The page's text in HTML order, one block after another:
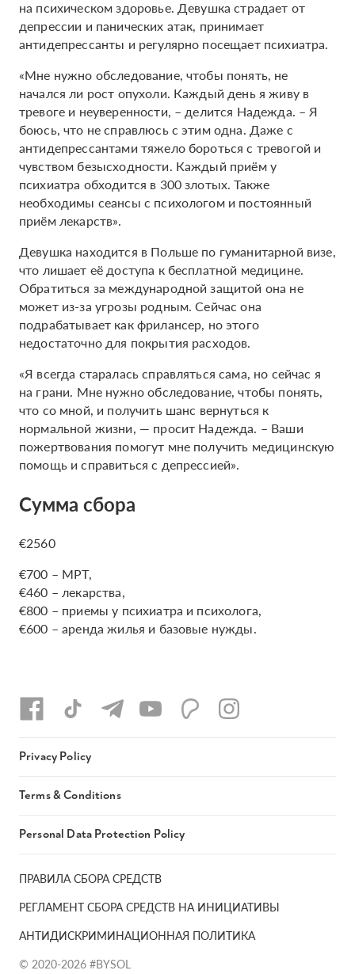
на психическом здоровье. Девушка страдает от
депрессии и панических атак, принимает
антидепрессанты и регулярно посещает психиатра.
«Мне нужно обследование, чтобы понять, не
начался ли рост опухоли. Каждый день я живу в
тревоге и неуверенности, – делится Надежда. – Я
боюсь, что не справлюсь с этим одна. Даже с
антидепрессантами тяжело бороться с тревогой и
чувством безысходности. Каждый приём у
психиатра обходится в 300 злотых. Также
необходимы сеансы с психологом и постоянный
приём лекарств».
Девушка находится в Польше по гуманитарной визе,
что лишает её доступа к бесплатной медицине.
Обратиться за международной защитой она не
может из-за угрозы родным. Сейчас она
подрабатывает как фрилансер, но этого
недостаточно для покрытия расходов.
«Я всегда старалась справляться сама, но сейчас я
на грани. Мне нужно обследование, чтобы понять,
что со мной, и получить шанс вернуться к
нормальной жизни, — просит Надежда. – Ваши
пожертвования помогут мне получить медицинскую
помощь и справиться с депрессией».
Сумма сбора
€2560
€700 – МРТ,
€460 – лекарства,
€800 – приемы у психиатра и психолога,
€600 – аренда жилья и базовые нужды.
ПРАВИЛА СБОРА СРЕДСТВ
РЕГЛАМЕНТ СБОРА СРЕДСТВ НА ИНИЦИАТИВЫ
АНТИДИСКРИМИНАЦИОННАЯ ПОЛИТИКА
© 2020-2026 #BYSOL
Privacy Policy
Terms & Conditions
Personal Data Protection Policy